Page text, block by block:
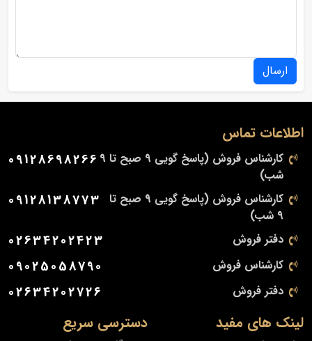
ارسال
دسترسی سریع لینک های مفید
اطلاعات تماس
کارشناس فروش (پاسخ گویی 9 صبح تا 9
شب)
09128698266
کارشناس فروش (پاسخ گویی 9 صبح تا
9 شب)
09128138773
دفتر فروش 02634202423
کارشناس فروش 09025058790
دفتر فروش 02634202726